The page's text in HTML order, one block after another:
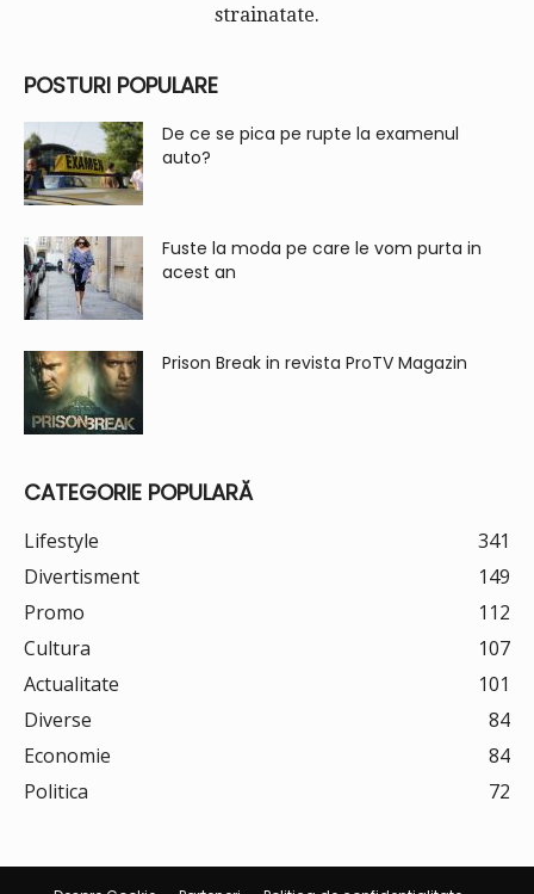
strainatate.
POSTURI POPULARE
De ce se pica pe rupte la examenul
auto?
Fuste la moda pe care le vom purta in
acest an
Prison Break in revista ProTV Magazin
CATEGORIE POPULARĂ
Lifestyle
341
Divertisment
149
Promo
112
Cultura
107
Actualitate
101
Diverse
84
Economie
84
Politica
72